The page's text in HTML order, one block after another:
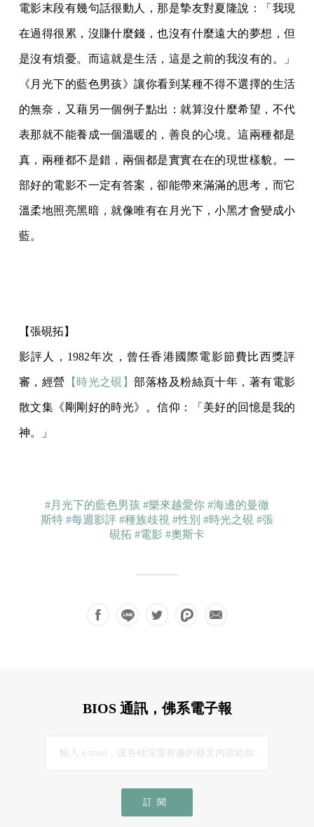
電影末段有幾句話很動人，那是摯友對夏隆說：「我現
在過得很累，沒賺什麼錢，也沒有什麼遠大的夢想，但
是沒有煩憂。而這就是生活，這是之前的我沒有的。」
《月光下的藍色男孩》讓你看到某種不得不選擇的生活
的無奈，又藉另一個例子點出：就算沒什麼希望，不代
表那就不能養成一個溫暖的，善良的心境。這兩種都是
真，兩種都不是錯，兩個都是實實在在的現世樣貌。一
部好的電影不一定有答案，卻能帶來滿滿的思考，而它
溫柔地照亮黑暗，就像唯有在月光下，小黑才會變成小
藍。
【張硯拓】
影評人，1982年次，曾任香港國際電影節費比西獎評
審，經營 【時光之硯】部落格及粉絲頁十年，著有電影
散文集《剛剛好的時光》。信仰：「美好的回憶是我的
神。」
#月光下的藍色男孩 #樂來越愛你 #海邊的曼徹
斯特 #每週影評 #種族歧視 #性別 #時光之硯 #張
硯拓 #電影 #奧斯卡
BIOS 通訊，佛系電子報
訂閱